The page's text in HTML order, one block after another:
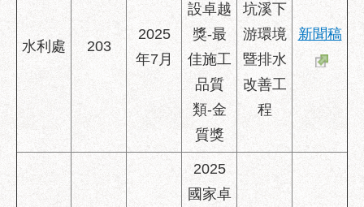
水利處 203
2025
年7月
設卓越
獎-最
佳施工
品質
類-金
質獎
坑溪下
游環境
暨排水
改善工
程
新聞稿
2025
國家卓